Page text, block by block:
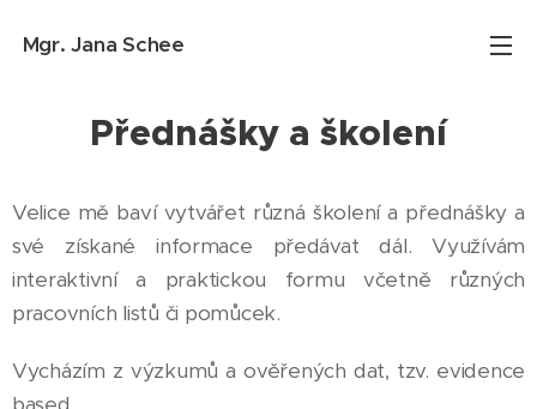
Mgr. JanaSchee
Přednášky a školení
Velice mě baví vytvářet různá školení a přednášky a
své získané informace předávat dál. Využívám
interaktivní a praktickou formu včetně různých
pracovních listů či pomůcek.
Vycházím z výzkumů a ověřených dat, tzv. evidence